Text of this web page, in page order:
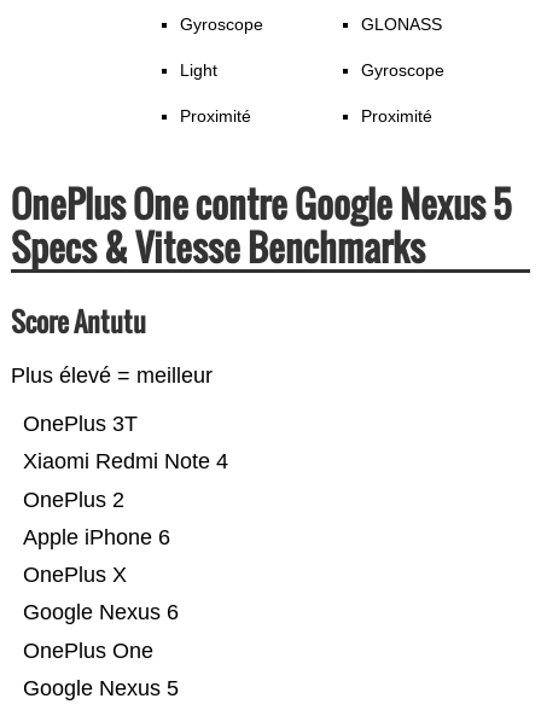
Gyroscope
Light
Proximité
GLONASS
Gyroscope
Proximité
OnePlus One contre Google Nexus 5
Specs & Vitesse Benchmarks
Score Antutu
Plus élevé = meilleur
Google Nexus 5
OnePlus One
Google Nexus 6
OnePlus X
Apple iPhone 6
OnePlus 2
Xiaomi Redmi Note 4
OnePlus 3T